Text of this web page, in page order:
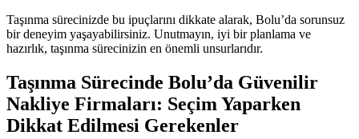
Taşınma sürecinizde bu ipuçlarını dikkate alarak, Bolu’da sorunsuz
bir deneyim yaşayabilirsiniz. Unutmayın, iyi bir planlama ve
hazırlık, taşınma sürecinizin en önemli unsurlarıdır.
Taşınma Sürecinde Bolu’da Güvenilir
Nakliye Firmaları: Seçim Yaparken
Dikkat Edilmesi Gerekenler